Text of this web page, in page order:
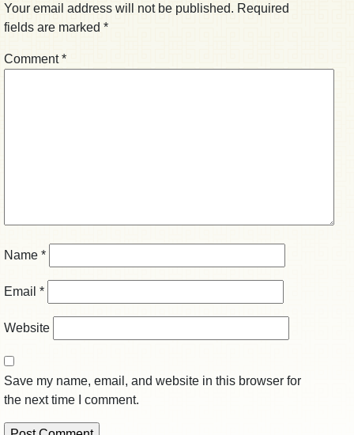
Your email address will not be published. Required
fields are marked *
Comment*
Name *
Email *
Website
Save my name, email, and website in this browser for
the next time I comment.